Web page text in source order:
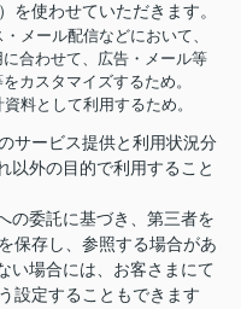
を使わせていただきます。
メール配信などにおいて、
合わせて、広告・メール等
カスタマイズするため。
料として利用するため。
サービス提供と利用状況分
以外の目的で利用すること
の委託に基づき、第三者を
保存し、参照する場合があ
い場合には、お客さまにて
設定することもできます